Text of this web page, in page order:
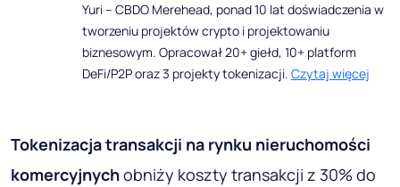
Yuri – CBDO Merehead, ponad 10 lat doświadczenia w
tworzeniu projektów crypto i projektowaniu
biznesowym. Opracował 20+ giełd, 10+ platform
DeFi/P2P oraz 3 projekty tokenizacji. Czytaj więcej
Tokenizacja transakcji na rynku nieruchomości
komercyjnychobniży koszty transakcji z 30% do